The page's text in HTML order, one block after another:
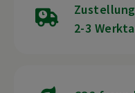
2-3